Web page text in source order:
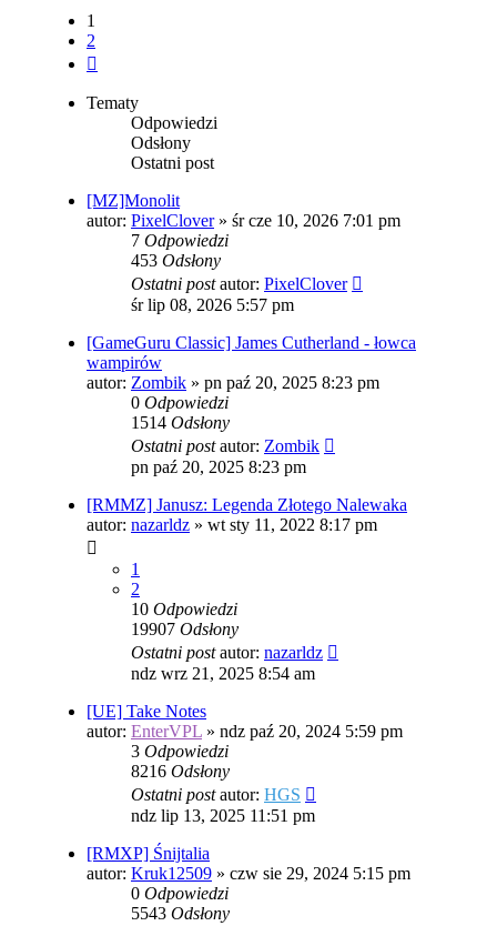
1
2
Tematy
Odpowiedzi
Odsłony
Ostatni post
[MZ]Monolit
autor: PixelClover» śr cze 10, 2026 7:01 pm
7 Odpowiedzi
453 Odsłony
Ostatni postautor: PixelClover
śr lip 08, 2026 5:57 pm
[GameGuru Classic] James Cutherland - łowca
wampirów
autor: Zombik » pn paź 20, 2025 8:23 pm
0 Odpowiedzi
1514 Odsłony
Ostatni postautor: Zombik
pn paź 20, 2025 8:23 pm
[RMMZ] Janusz: Legenda Złotego Nalewaka
autor: nazarldz » wt sty 11, 2022 8:17 pm
1
2
10 Odpowiedzi
19907 Odsłony
Ostatni postautor: nazarldz
ndz wrz 21, 2025 8:54 am
[UE] Take Notes
autor: EnterVPL » ndz paź 20, 2024 5:59 pm
3 Odpowiedzi
8216 Odsłony
Ostatni postautor: HGS
ndz lip 13, 2025 11:51 pm
[RMXP] Śnijtalia
autor: Kruk12509 » czw sie 29, 2024 5:15 pm
0 Odpowiedzi
5543 Odsłony